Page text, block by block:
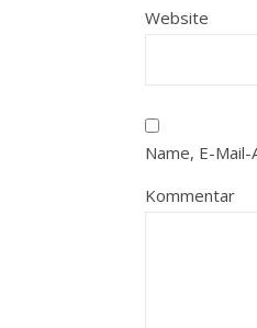
Website
Name, E-
Kommentar